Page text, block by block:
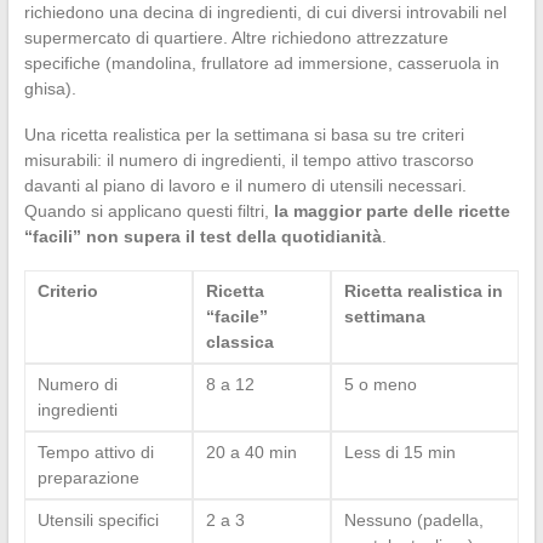
richiedono una decina di ingredienti, di cui diversi introvabili nel
supermercato di quartiere. Altre richiedono attrezzature
specifiche (mandolina, frullatore ad immersione, casseruola in
ghisa).
Una ricetta realistica per la settimana si basa su tre criteri
misurabili: il numero di ingredienti, il tempo attivo trascorso
davanti al piano di lavoro e il numero di utensili necessari.
Quando si applicano questi filtri, la maggior parte delle ricette
“facili” non supera il test della quotidianità.
Criterio
Ricetta
“facile”
classica
Ricetta realistica in
settimana
Numero di
ingredienti
8 a 12 5 o meno
Tempo attivo di
preparazione
20 a 40 min Less di 15 min
Utensili specifici 2 a 3
Nessuno (padella,